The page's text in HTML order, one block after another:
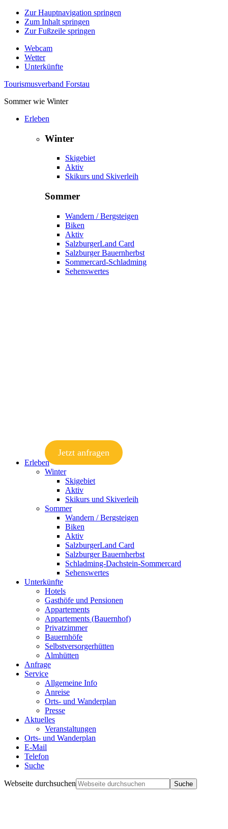
Zur Hauptnavigation springen
Zum Inhalt springen
Zur Fußzeile springen
Webcam
Wetter
Unterkünfte
Tourismusverband Forstau
Sommer wie Winter
Erleben
Winter
Skigebiet
Aktiv
Skikurs und Skiverleih
Sommer
Wandern / Bergsteigen
Biken
Aktiv
SalzburgerLand Card
Salzburger Bauernherbst
Sommercard-Schladming
Sehenswertes
Jetzt anfragen
Erleben
Winter
Skigebiet
Aktiv
Skikurs und Skiverleih
Sommer
Wandern / Bergsteigen
Biken
Aktiv
SalzburgerLand Card
Salzburger Bauernherbst
Schladming-Dachstein-Sommercard
Sehenswertes
Unterkünfte
Hotels
Gasthöfe und Pensionen
Appartements
Appartements (Bauernhof)
Privatzimmer
Bauernhöfe
Selbstversorgerhütten
Almhütten
Anfrage
Service
Allgemeine Info
Anreise
Orts- und Wanderplan
Presse
Aktuelles
Veranstaltungen
Orts- und Wanderplan
E-Mail
Telefon
Suche
Webseite durchsuchen